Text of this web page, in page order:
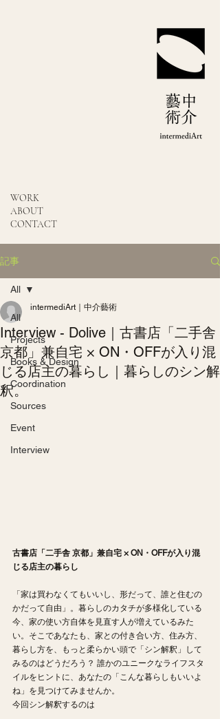
WORK
ABOUT
CONTACT
記事
All
Projects
Books & Design
Coordination
Sources
Event
Interview
All
Interview - Dolive｜古書店「二手舎
京都」兼自宅 × ON・OFFが入り混
じる店主の暮らし｜暮らしのシン解
釈。
intermediArt｜中介藝術
古書店「二手舎 京都」兼自宅 × ON・OFFが入り混
じる店主の暮らし
「家は買わなくてもいいし、形だって、誰と住むの
かだって自由」。暮らしのカタチが多様化している
今、家の使い方自体を見直す人が増えているみた
い。そこであなたも、家との付き合い方、住み方、
暮らし方を、もっと柔らかい頭で「シン解釈」して
みるのはどうだろう？ 誰かのユニークなライフスタ
イルをヒントに、あなたの「こんな暮らしもいいよ
ね」を見つけてみませんか。
今回シン解釈するのは